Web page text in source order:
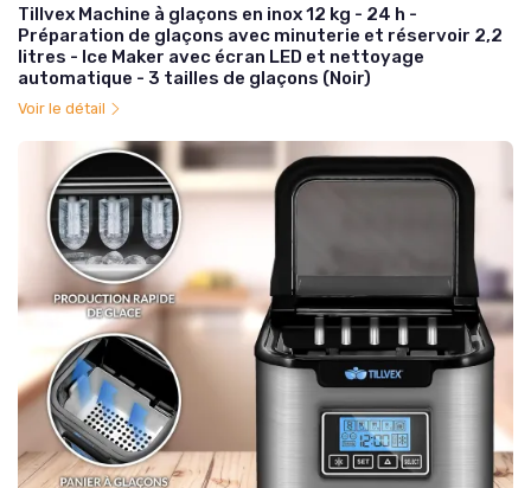
Tillvex Machine à glaçons en inox 12 kg - 24 h -
Préparation de glaçons avec minuterie et réservoir 2,2
litres - Ice Maker avec écran LED et nettoyage
automatique - 3 tailles de glaçons (Noir)
Voir le détail